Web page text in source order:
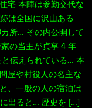
宅 本陣は参勤交代な
は全国に沢山ある
所… その内公開して
の当主が貞享 4 年
と伝えられている… 本
屋や村役人の名主な
、一般の人の宿泊は
出ると… 歴史を […]